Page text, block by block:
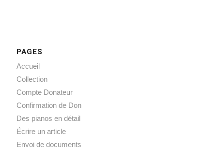
PAGES
Accueil
Collection
Compte Donateur
Confirmation de Don
Des pianos en détail
Écrire un article
Envoi de documents